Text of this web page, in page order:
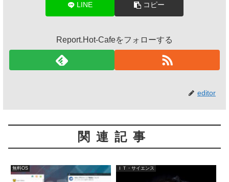
LINE コピー
Report.Hot-Cafeをフォローする
editor
関連記事
無料OS ＩＴ・サイエンス